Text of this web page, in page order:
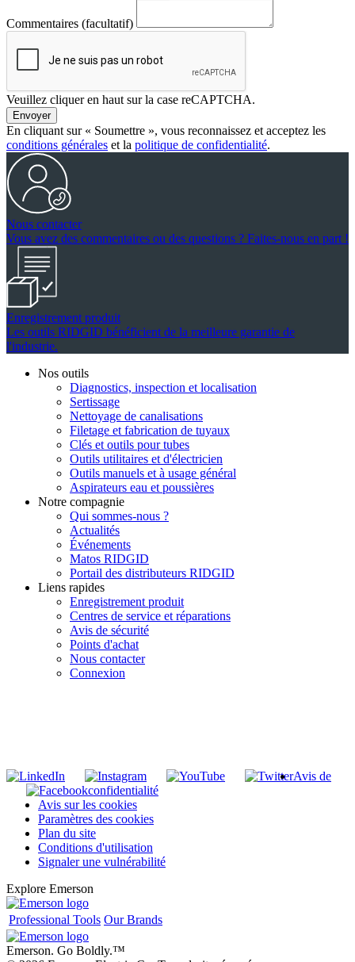
Commentaires (facultatif)
Veuillez cliquer en haut sur la case reCAPTCHA.
Envoyer
En cliquant sur « Soumettre », vous reconnaissez et acceptez les
conditions générales et la politique de confidentialité.
Nous contacter
Vous avez des commentaires ou des questions ? Faites-nous en part !
Enregistrement produit
Les outils RIDGID bénéficient de la meilleure garantie de
l'industrie.
Nos outils
Diagnostics, inspection et localisation
Sertissage
Nettoyage de canalisations
Filetage et fabrication de tuyaux
Clés et outils pour tubes
Outils utilitaires et d'électricien
Outils manuels et à usage général
Aspirateurs eau et poussières
Notre compagnie
Qui sommes-nous ?
Actualités
Événements
Matos RIDGID
Portail des distributeurs RIDGID
Liens rapides
Enregistrement produit
Centres de service et réparations
Avis de sécurité
Points d'achat
Nous contacter
Connexion
Avis de
confidentialité
Avis sur les cookies
Paramètres des cookies
Plan du site
Conditions d'utilisation
Signaler une vulnérabilité
Explore Emerson
Professional Tools Our Brands
Emerson. Go Boldly.™